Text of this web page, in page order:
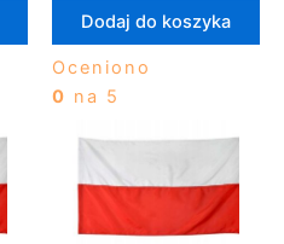
Oceniono
0 na 5
Dodaj do koszyka